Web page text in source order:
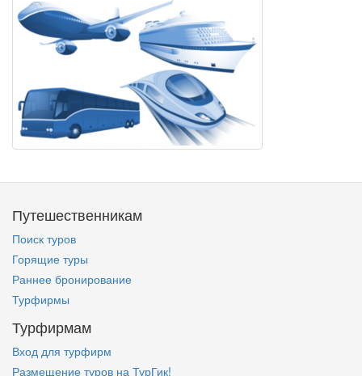
Путешественникам
Поиск туров
Горящие туры
Раннее бронирование
Турфирмы
Турфирмам
Вход для турфирм
Размещение туров на ТурГик!